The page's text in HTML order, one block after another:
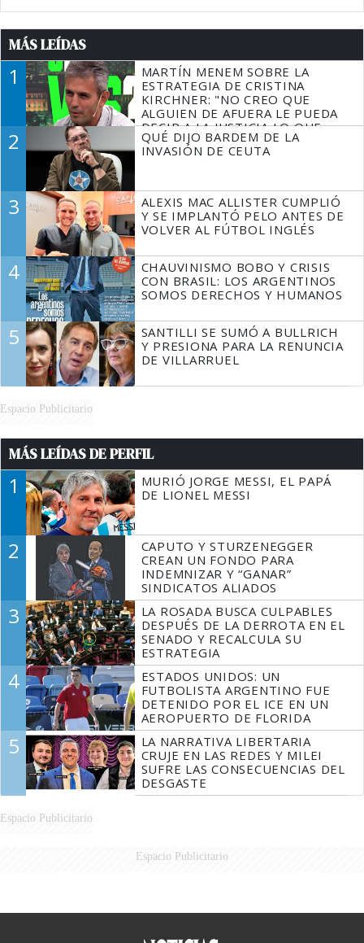
MÁS LEÍDAS
1
MARTÍN MENEM SOBRE LA
ESTRATEGIA DE CRISTINA
KIRCHNER: "NO CREO QUE
ALGUIEN DE AFUERA LE PUEDA
DECIR A LA JUSTICIA LO QUE
TIENE QUE HACER"
2
QUÉ DIJO BARDEM DE LA
INVASIÓN DE CEUTA
3
ALEXIS MAC ALLISTER CUMPLIÓ
Y SE IMPLANTÓ PELO ANTES DE
VOLVER AL FÚTBOL INGLÉS
4
CHAUVINISMO BOBO Y CRISIS
CON BRASIL: LOS ARGENTINOS
SOMOS DERECHOS Y HUMANOS
5
SANTILLI SE SUMÓ A BULLRICH
Y PRESIONA PARA LA RENUNCIA
DE VILLARRUEL
Espacio Publicitario
MÁS LEÍDAS DE PERFIL
1
MURIÓ JORGE MESSI, EL PAPÁ
DE LIONEL MESSI
2
CAPUTO Y STURZENEGGER
CREAN UN FONDO PARA
INDEMNIZAR Y “GANAR”
SINDICATOS ALIADOS
3
LA ROSADA BUSCA CULPABLES
DESPUÉS DE LA DERROTA EN EL
SENADO Y RECALCULA SU
ESTRATEGIA
4
ESTADOS UNIDOS: UN
FUTBOLISTA ARGENTINO FUE
DETENIDO POR EL ICE EN UN
AEROPUERTO DE FLORIDA
5
LA NARRATIVA LIBERTARIA
CRUJE EN LAS REDES Y MILEI
SUFRE LAS CONSECUENCIAS DEL
DESGASTE
Espacio Publicitario
Espacio Publicitario